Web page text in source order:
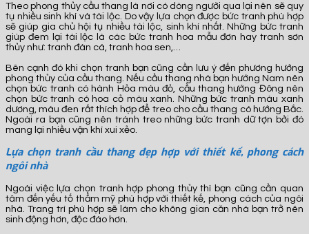
Theo phong thủy cầu thang là nơi có dòng người qua lại nên sẽ quy
tụ nhiều sinh khí và tài lộc. Do vậy lựa chọn được bức tranh phù hợp
sẽ giúp gia chủ hội tụ nhiều tài lộc, sinh khí nhất. Những bức tranh
giúp đem lại tài lộc là các bức tranh hoa mẫu đơn hay tranh sơn
thủy như: tranh đàn cá, tranh hoa sen,…
Bên cạnh đó khi chọn tranh bạn cũng cần lưu ý đến phương hướng
phong thủy của cầu thang. Nếu cầu thang nhà bạn hướng Nam nên
chọn bức tranh có hành Hỏa màu đỏ, cầu thang hướng Đông nên
chọn bức tranh có hoa cỏ màu xanh. Những bức tranh màu xanh
dương, màu đen rất thích hợp để treo cho cầu thang có hướng Bắc.
Ngoài ra bạn cũng nên tránh treo những bức tranh dữ tợn bởi đó
mang lại nhiều vận khí xui xẻo.
Lựa chọn tranh cầu thang đẹp hợp với thiết kế, phong cách
ngôi nhà
Ngoài việc lựa chọn tranh hợp phong thủy thì bạn cũng cần quan
tâm đến yếu tố thẩm mỹ phù hợp với thiết kế, phong cách của ngôi
nhà. Trang trí phù hợp sẽ làm cho không gian căn nhà bạn trở nên
sinh động hơn, độc đáo hơn.